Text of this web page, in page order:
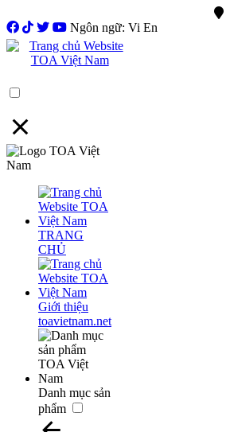
Ngôn ngữ: Vi En
TRANG
CHỦ
Giới thiệu
toavietnam.net
Danh mục sản
phẩm